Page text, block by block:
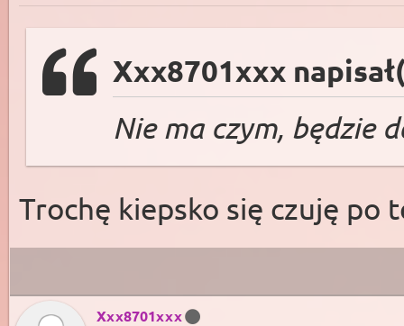
Xxx8701xxx
Nie ma czym, będzie
Trochę kiepsko się czuję
Xxx8701xxx